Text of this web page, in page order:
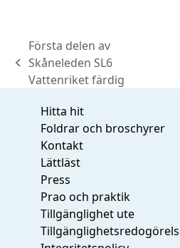
previous
post:
Första delen av
Skåneleden SL6
Vattenriket färdig
Hitta hit
Foldrar och broschyrer
Kontakt
Lättläst
Press
Prao och praktik
Tillgänglighet ute